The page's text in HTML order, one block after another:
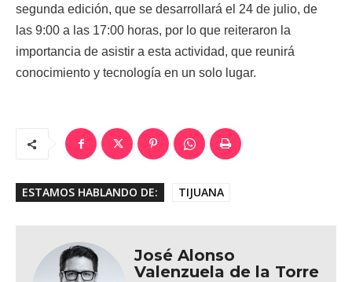
segunda edición, que se desarrollará el 24 de julio, de
las 9:00 a las 17:00 horas, por lo que reiteraron la
importancia de asistir a esta actividad, que reunirá
conocimiento y tecnología en un solo lugar.
ESTAMOS HABLANDO DE: TIJUANA
José Alonso
Valenzuela de la Torre